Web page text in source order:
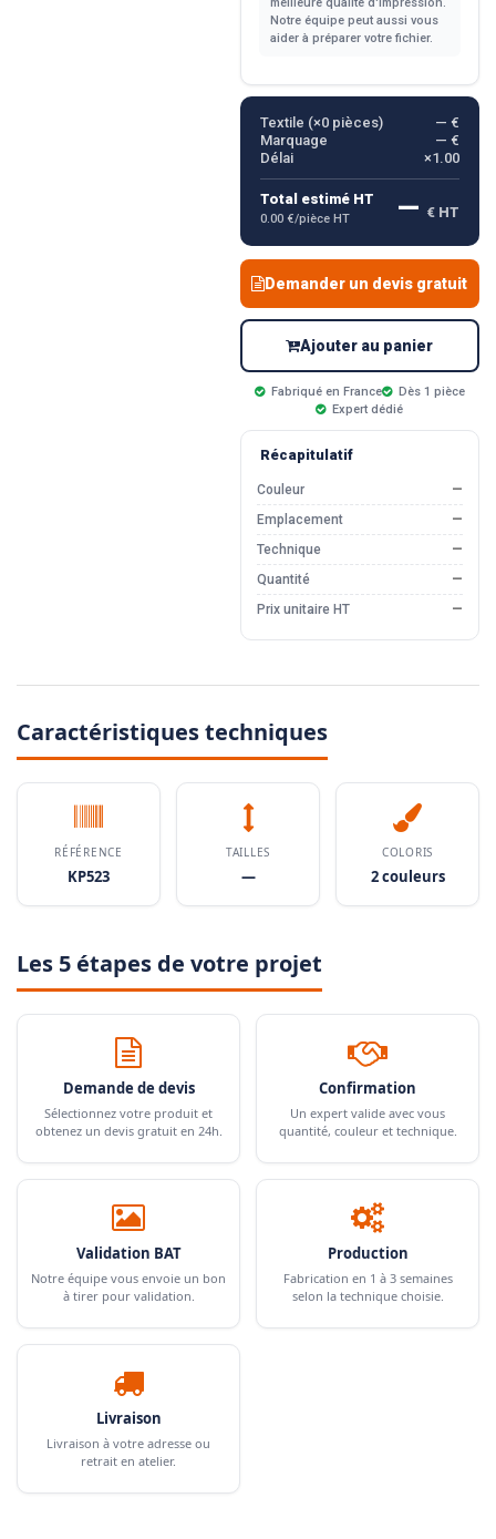
Notre équipe peut aussi vous
aider à préparer votre fichier.
Textile (×0pièces)
— €
Marquage
— €
Délai
×1.00
Total estimé HT
0.00 €/pièce HT — € HT
Demander un devis gratuit
Ajouter au panier
Fabriqué en France
Dès 1 pièce
Expert dédié
Récapitulatif
Couleur
—
Emplacement
—
Technique
—
Quantité
—
Prix unitaire HT
—
Caractéristiques techniques
RÉFÉRENCE
KP523
TAILLES
—
COLORIS
2 couleurs
Les 5 étapes de votre projet
Demande de devis
Sélectionnez votre produit et
obtenez un devis gratuit en 24h.
Confirmation
Un expert valide avec vous
quantité, couleur et technique.
Validation BAT
Notre équipe vous envoie un bon
à tirer pour validation.
Production
Fabrication en 1 à 3 semaines
selon la technique choisie.
Livraison
Livraison à votre adresse ou
retrait en atelier.